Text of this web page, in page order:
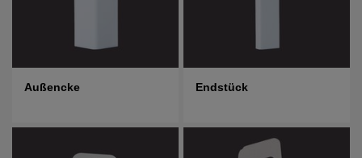
Außencke Endstück